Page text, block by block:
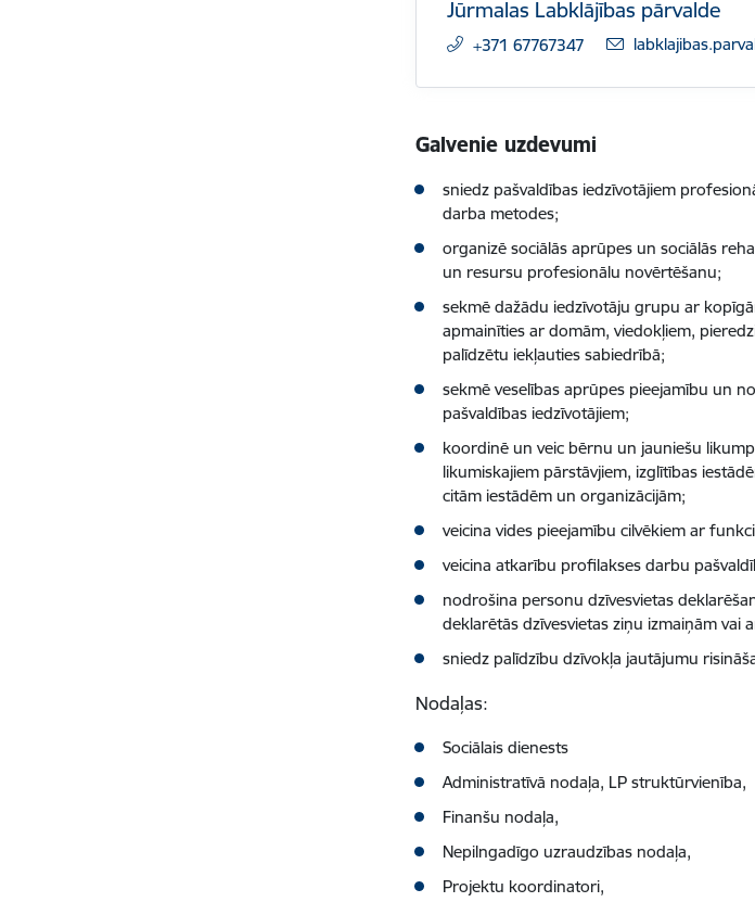
Jūrmalas Labklājības pārvalde
+371 67767347 E-pasts:
Galvenie uzdevumi
sniedz pašvaldības iedzīvotājiem
darba metodes;
organizē sociālās aprūpes un sociālās
un resursu profesionālu novērtēšanu;
sekmē dažādu iedzīvotāju grupu ar
apmainīties ar domām, viedokļiem,
palīdzētu iekļauties sabiedrībā;
sekmē veselības aprūpes pieejamību un
pašvaldības iedzīvotājiem;
koordinē un veic bērnu un jauniešu
likumiskajiem pārstāvjiem, izglītības
citām iestādēm un organizācijām;
veicina vides pieejamību cilvēkiem ar
veicina atkarību profilakses darbu
nodrošina personu dzīvesvietas
deklarētās dzīvesvietas ziņu izmaiņām vai
sniedz palīdzību dzīvokļa jautājumu
Nodaļas:
Sociālais dienests
Administratīvā nodaļa, LP struktūrvienība,
Finanšu nodaļa,
Nepilngadīgo uzraudzības nodaļa,
Projektu koordinatori,